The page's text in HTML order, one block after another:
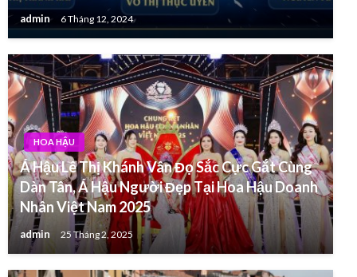
admin 6 Tháng 12, 2024
HOA HẬU
Á Hậu Lê Thị Khánh Vân Đọ Sắc Cực Gắt Cùng
Dàn Tân, Á Hậu Người Đẹp Tại Hoa Hậu Doanh
Nhân Việt Nam 2025
admin 25 Tháng 2, 2025